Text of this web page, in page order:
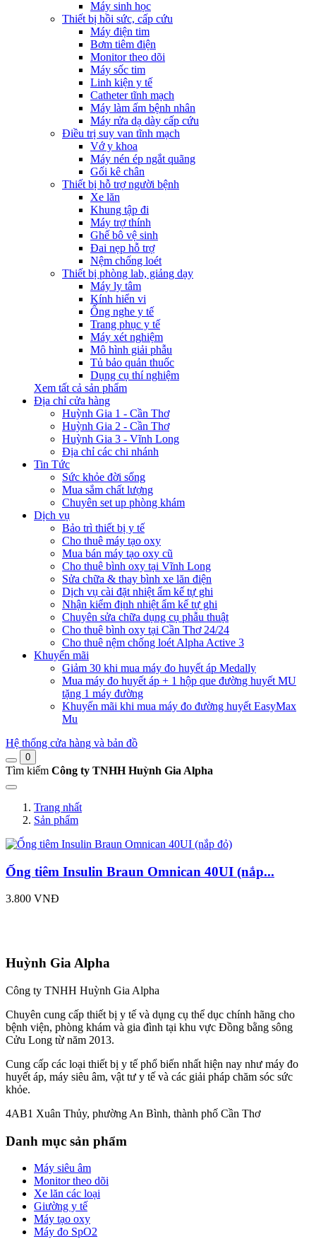
Máy sinh học
Thiết bị hồi sức, cấp cứu
Máy điện tim
Bơm tiêm điện
Monitor theo dõi
Máy sốc tim
Linh kiện y tế
Catheter tĩnh mạch
Máy làm ấm bệnh nhân
Máy rửa dạ dày cấp cứu
Điều trị suy van tĩnh mạch
Vớ y khoa
Máy nén ép ngắt quãng
Gối kê chân
Thiết bị hỗ trợ người bệnh
Xe lăn
Khung tập đi
Máy trợ thính
Ghế bô vệ sinh
Đai nẹp hỗ trợ
Nệm chống loét
Thiết bị phòng lab, giảng dạy
Máy ly tâm
Kính hiển vi
Ống nghe y tế
Trang phục y tế
Máy xét nghiệm
Mô hình giải phẫu
Tủ bảo quản thuốc
Dụng cụ thí nghiệm
Xem tất cả sản phẩm
Địa chỉ cửa hàng
Huỳnh Gia 1 - Cần Thơ
Huỳnh Gia 2 - Cần Thơ
Huỳnh Gia 3 - Vĩnh Long
Địa chỉ các chi nhánh
Tin Tức
Sức khỏe đời sống
Mua sắm chất lượng
Chuyên set up phòng khám
Dịch vụ
Bảo trì thiết bị y tế
Cho thuê máy tạo oxy
Mua bán máy tạo oxy cũ
Cho thuê bình oxy tại Vĩnh Long
Sửa chữa & thay bình xe lăn điện
Dịch vụ cài đặt nhiệt ẩm kế tự ghi
Nhận kiểm định nhiệt ẩm kế tự ghi
Chuyên sửa chữa dụng cụ phẫu thuật
Cho thuê bình oxy tại Cần Thơ 24/24
Cho thuê nệm chống loét Alpha Active 3
Khuyến mãi
Giảm 30 khi mua máy đo huyết áp Medally
Mua máy đo huyết áp + 1 hộp que đường huyết MU
tặng 1 máy đường
Khuyến mãi khi mua máy đo đường huyết EasyMax
Mu
Hệ thống cửa hàng và bản đồ
0
Tìm kiếm Công ty TNHH Huỳnh Gia Alpha
Trang nhất
Sản phẩm
Ống tiêm Insulin Braun Omnican 40UI (nắp...
3.800 VNĐ
Huỳnh Gia Alpha
Công ty TNHH Huỳnh Gia Alpha
Chuyên cung cấp thiết bị y tế và dụng cụ thể dục chính hãng cho
bệnh viện, phòng khám và gia đình tại khu vực Đồng bằng sông
Cửu Long từ năm 2013.
Cung cấp các loại thiết bị y tế phổ biến nhất hiện nay như máy đo
huyết áp, máy siêu âm, vật tư y tế và các giải pháp chăm sóc sức
khỏe.
4AB1 Xuân Thủy, phường An Bình, thành phố Cần Thơ
Danh mục sản phẩm
Máy siêu âm
Monitor theo dõi
Xe lăn các loại
Giường y tế
Máy tạo oxy
Máy đo SpO2